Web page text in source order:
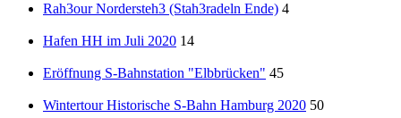
Rah3our Nordersteh3 (Stah3radeln Ende) 4
Hafen HH im Juli 2020 14
Eröffnung S-Bahnstation "Elbbrücken" 45
Wintertour Historische S-Bahn Hamburg 2020 50